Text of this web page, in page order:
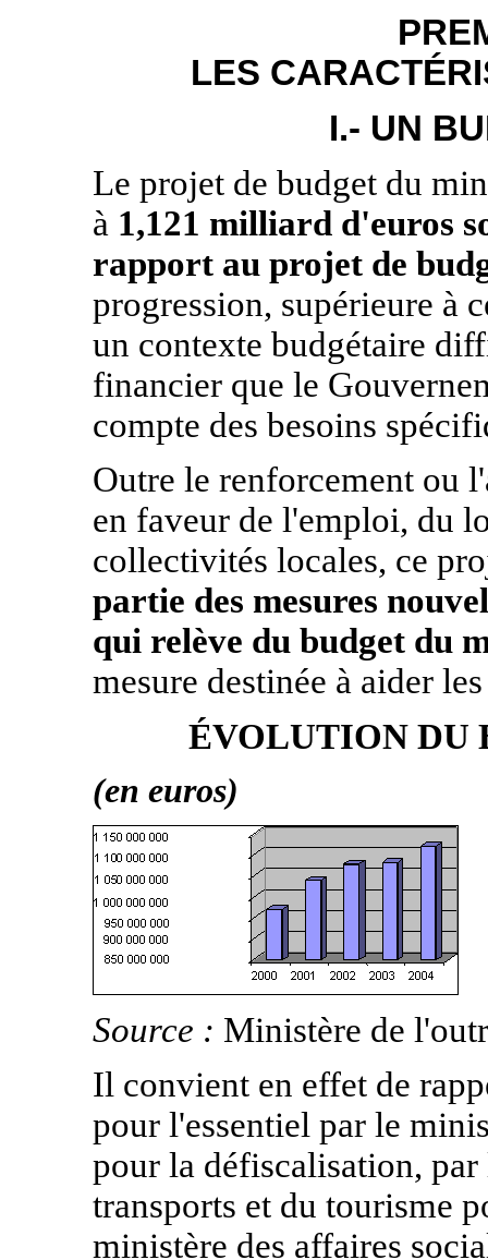
LES
I.- UN
Le projet de budget du
à 1,121 milliard d'euros
rapport au projet de
progression, supérieure à
un contexte budgétaire
financier que le
compte des besoins
Outre le renforcement ou
en faveur de l'emploi, du
collectivités locales, ce
partie des mesures
qui relève du budget du
mesure destinée à aider
ÉVOLUTION DU
(en euros)
Source : Ministère de
Il convient en effet de
pour l'essentiel par le
pour la défiscalisation,
transports et du tourisme
ministère des affaires